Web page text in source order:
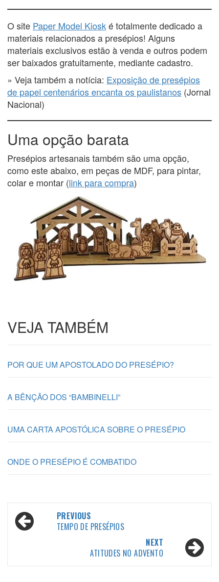
O site Paper Model Kioské totalmente dedicado a
materiais relacionados a presépios! Alguns
materiais exclusivos estão à venda e outros podem
ser baixados gratuitamente, mediante cadastro.
» Veja também a notícia: Exposição de presépios
de papel centenários encanta os paulistanos (Jornal
Nacional)
Uma opção barata
Presépios artesanais também são uma opção,
como este abaixo, em peças de MDF, para pintar,
colar e montar (link para compra)
VEJA TAMBÉM
POR QUE UM APOSTOLADO DO PRESÉPIO?
A BÊNÇÃO DOS “BAMBINELLI”
UMA CARTA APOSTÓLICA SOBRE O PRESÉPIO
ONDE O PRESÉPIO É COMBATIDO
Post
navigation
PREVIOUS
TEMPO DE PRESÉPIOS
NEXT
ATITUDES NO ADVENTO